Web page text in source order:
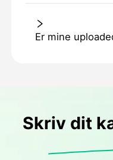
Er mine
Skriv dit